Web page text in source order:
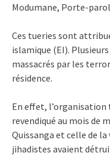
Modumane, Porte-
Ces tueries sont
islamique (EI).
massacrés par les
résidence.
En effet, l’organisation
revendiqué au mois de
Quissanga et celle de
jihadistes avaient